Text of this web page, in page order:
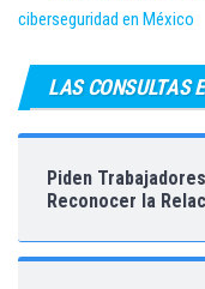
ciberseguridad en México
LAS CONSULTAS
Piden
Reconocer la